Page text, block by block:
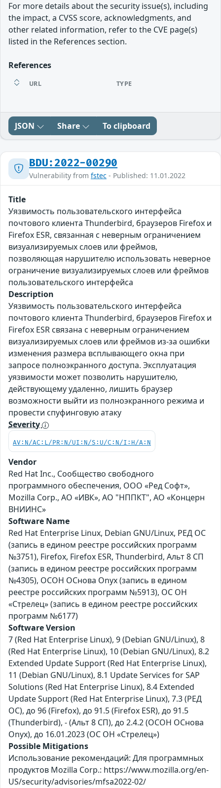
For more details about the security issue(s), including
the impact, a CVSS score, acknowledgments, and
other related information, refer to the CVE page(s)
listed in the References section.
References
URL TYPE
JSON Share To clipboard
BDU:2022-00290
Vulnerability from fstec - Published: 11.01.2022
Title
Уязвимость пользовательского интерфейса
почтового клиента Thunderbird, браузеров Firefox и
Firefox ESR, связанная с неверным ограничением
визуализируемых слоев или фреймов,
позволяющая нарушителю использовать неверное
ограничение визуализируемых слоев или фреймов
пользовательского интерфейса
Description
Уязвимость пользовательского интерфейса
почтового клиента Thunderbird, браузеров Firefox и
Firefox ESR связана с неверным ограничением
визуализируемых слоев или фреймов из-за ошибки
изменения размера всплывающего окна при
запросе полноэкранного доступа. Эксплуатация
уязвимости может позволить нарушителю,
действующему удаленно, лишить браузер
возможности выйти из полноэкранного режима и
провести спуфинговую атаку
Severity
AV:N/AC:L/PR:N/UI:N/S:U/C:N/I:H/A:N
Vendor
Red Hat Inc., Сообщество свободного
программного обеспечения, ООО «Ред Софт»,
Mozilla Corp., АО «ИВК», АО "НППКТ", АО «Концерн
ВНИИНС»
Software Name
Red Hat Enterprise Linux, Debian GNU/Linux, РЕД ОС
(запись в едином реестре российских программ
№3751), Firefox, Firefox ESR, Thunderbird, Альт 8 СП
(запись в едином реестре российских программ
№4305), ОСОН ОСнова Оnyx (запись в едином
реестре российских программ №5913), ОС ОН
«Стрелец» (запись в едином реестре российских
программ №6177)
Software Version
7 (Red Hat Enterprise Linux), 9 (Debian GNU/Linux), 8
(Red Hat Enterprise Linux), 10 (Debian GNU/Linux), 8.2
Extended Update Support (Red Hat Enterprise Linux),
11 (Debian GNU/Linux), 8.1 Update Services for SAP
Solutions (Red Hat Enterprise Linux), 8.4 Extended
Update Support (Red Hat Enterprise Linux), 7.3 (РЕД
ОС), до 96 (Firefox), до 91.5 (Firefox ESR), до 91.5
(Thunderbird), - (Альт 8 СП), до 2.4.2 (ОСОН ОСнова
Оnyx), до 16.01.2023 (ОС ОН «Стрелец»)
Possible Mitigations
Использование рекомендаций: Для программных
продуктов Mozilla Corp.: https://www.mozilla.org/en-
US/security/advisories/mfsa2022-02/